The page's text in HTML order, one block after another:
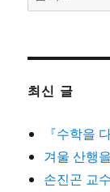
색:
최신 글
『수학을
겨울 산행
손진곤 교